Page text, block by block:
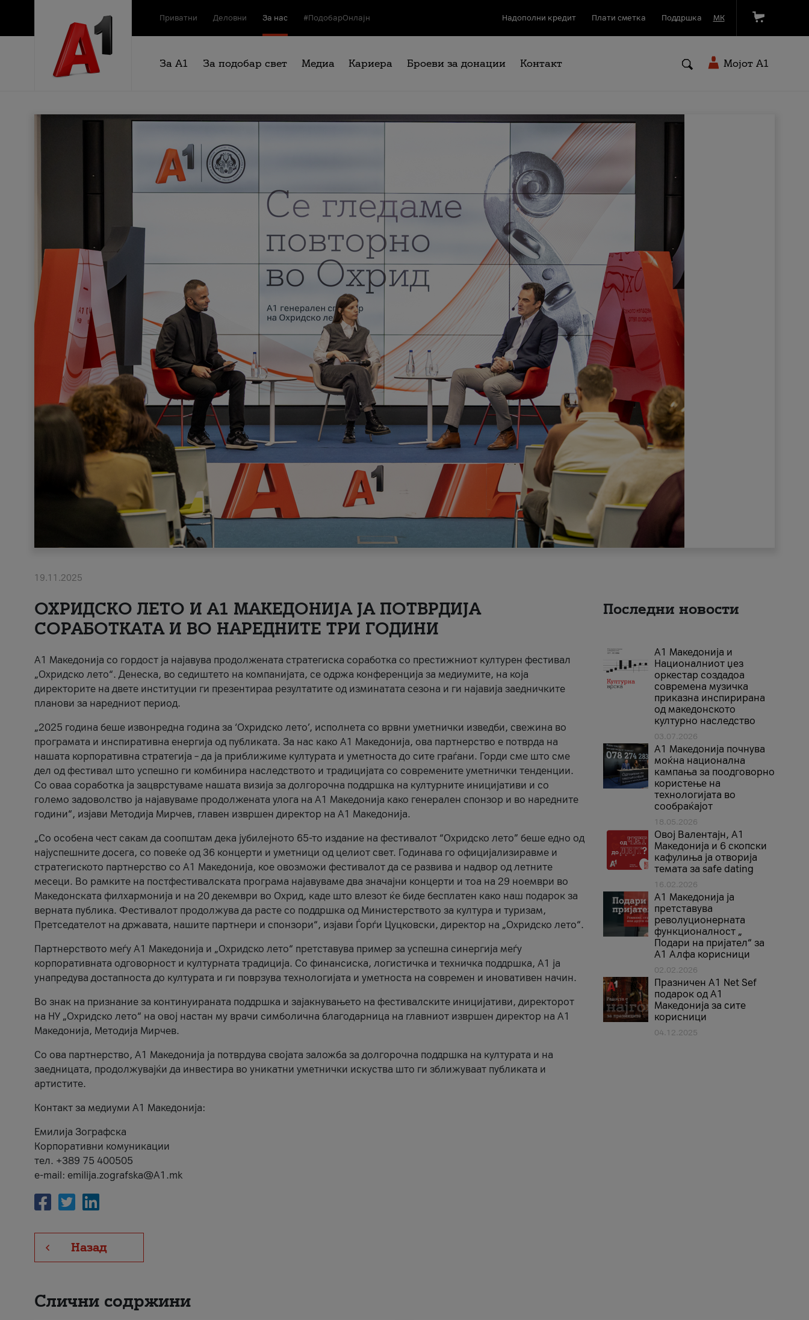
Приватни Деловни За нас #ПодобарОнлајн Надополни кредит Плати сметка Поддршка МК
За А1 За подобар свет Медиа Кариера Броеви за донации Контакт Мојот A1
19.11.2025
ОХРИДСКО ЛЕТО И A1 МАКЕДОНИЈА ЈА ПОТВРДИЈА
СОРАБОТКАТА И ВО НАРЕДНИТЕ ТРИ ГОДИНИ
A1 Македонија со гордост ја најавува продолжената стратегиска соработка со престижниот културен фестивал
„Охридско лето“. Денеска, во седиштето на компанијата, се одржа конференција за медиумите, на која
директорите на двете институции ги презентираа резултатите од изминатата сезона и ги најавија заедничките
планови за наредниот период.
„2025 година беше извонредна година за ‘Охридско лето’, исполнета со врвни уметнички изведби, свежина во
програмата и инспиративна енергија од публиката. За нас како A1 Македонија, ова партнерство е потврда на
нашата корпоративна стратегија – да ја приближиме културата и уметноста до сите граѓани. Горди сме што сме
дел од фестивал што успешно ги комбинира наследството и традицијата со современите уметнички тенденции.
Со оваа соработка ја зацврстуваме нашата визија за долгорочна поддршка на културните иницијативи и со
големо задоволство ја најавуваме продолжената улога на A1 Македонија како генерален спонзор и во наредните
години“, изјави Методија Мирчев, главен извршен директор на A1 Македонија.
„Со особена чест сакам да соопштам дека јубилејното 65-то издание на фестивалот “Охридско лето” беше едно од
најуспешните досега, со повеќе од 36 концерти и уметници од целиот свет. Годинава го официјализиравме и
стратегиското партнерство со А1 Македонија, кое овозможи фестивалот да се развива и надвор од летните
месеци. Во рамките на постфестивалската програма најавуваме два значајни концерти и тоа на 29 ноември во
Македонската филхармонија и на 20 декември во Охрид, каде што влезот ќе биде бесплатен како наш подарок за
верната публика. Фестивалот продолжува да расте со поддршка од Министерството за култура и туризам,
Претседателот на државата, нашите партнери и спонзори“, изјави Ѓорѓи Цуцковски, директор на „Охридско лето“.
Партнерството меѓу A1 Македонија и „Охридско лето“ претставува пример за успешна синергија меѓу
корпоративната одговорност и културната традиција. Со финансиска, логистичка и техничка поддршка, A1 ја
унапредува достапноста до културата и ги поврзува технологијата и уметноста на современ и иновативен начин.
Во знак на признание за континуираната поддршка и зајакнувањето на фестивалските иницијативи, директорот
на НУ „Охридско лето“ на овој настан му врачи симболична благодарница на главниот извршен директор на A1
Македонија, Методија Мирчев.
Со ова партнерство, A1 Македонија ја потврдува својата заложба за долгорочна поддршка на културата и на
заедницата, продолжувајќи да инвестира во уникатни уметнички искуства што ги зближуваат публиката и
артистите.
Контакт за медиуми А1 Македонија:
Емилија Зографска
Корпоративни комуникации
тел. +389 75 400505
e-mail: emilija.zografska@A1.mk
Назад
Последни новости
А1 Македонија и
Националниот џез
оркестар создадоа
современа музичка
приказна инспирирана
од македонското
културно наследство
03.07.2026
A1 Македонија почнува
моќна национална
кампања за поодговорно
користење на
технологијата во
сообраќајот
18.05.2026
Овој Валентајн, A1
Македонија и 6 скопски
кафулиња ја отворија
темата за safe dating
16.02.2026
А1 Македонија ја
претставува
револуционерната
функционалност „
Подари на пријател“ за
А1 Алфа корисници
02.02.2026
Празничен A1 Net Sеf
подарок од А1
Македонија за сите
корисници
04.12.2025
Слични содржини